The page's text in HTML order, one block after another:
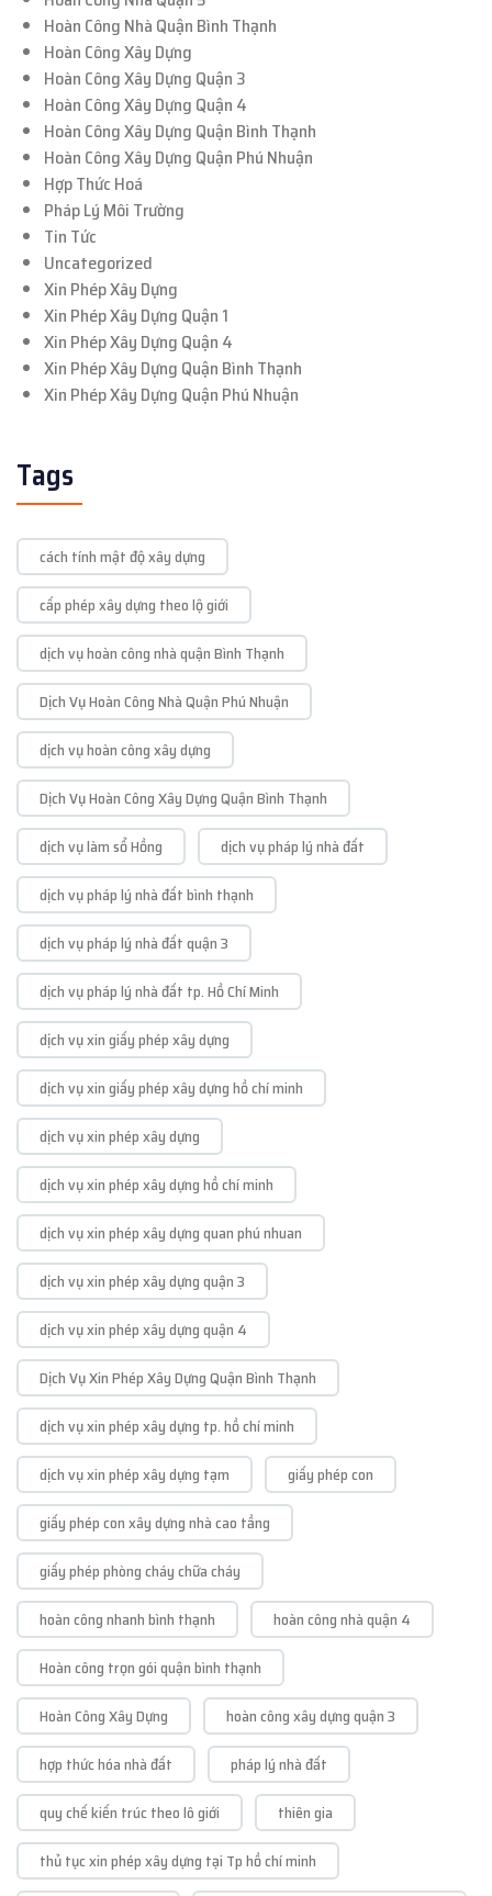
Hoàn Công Nhà Quận Bình Thạnh
Hoàn Công Xây Dựng
Hoàn Công Xây Dựng Quận 3
Hoàn Công Xây Dựng Quận 4
Hoàn Công Xây Dựng Quận Bình Thạnh
Hoàn Công Xây Dựng Quận Phú Nhuận
Hợp Thức Hoá
Pháp Lý Môi Trường
Tin Tức
Uncategorized
Xin Phép Xây Dựng
Xin Phép Xây Dựng Quận 1
Xin Phép Xây Dựng Quận 4
Xin Phép Xây Dựng Quận Bình Thạnh
Xin Phép Xây Dựng Quận Phú Nhuận
Tags
cách tính mật độ xây dựng
cấp phép xây dựng theo lộ giới
dịch vụ hoàn công nhà quận Bình Thạnh
Dịch Vụ Hoàn Công Nhà Quận Phú Nhuận
dịch vụ hoàn công xây dựng
Dịch Vụ Hoàn Công Xây Dựng Quận Bình Thạnh
dịch vụ làm sổ Hồng
dịch vụ pháp lý nhà đất
dịch vụ pháp lý nhà đất bình thạnh
dịch vụ pháp lý nhà đất quận 3
dịch vụ pháp lý nhà đất tp. Hồ Chí Minh
dịch vụ xin giấy phép xây dựng
dịch vụ xin giấy phép xây dựng hồ chí minh
dịch vụ xin phép xây dựng
dịch vụ xin phép xây dựng hồ chí minh
dịch vụ xin phép xây dựng quan phú nhuan
dịch vụ xin phép xây dựng quận 3
dịch vụ xin phép xây dựng quận 4
Dịch Vụ Xin Phép Xây Dựng Quận Bình Thạnh
dịch vụ xin phép xây dựng tp. hồ chí minh
dịch vụ xin phép xây dựng tạm
giấy phép con
giấy phép con xây dựng nhà cao tầng
giấy phép phòng cháy chữa cháy
hoàn công nhanh bình thạnh
hoàn công nhà quận 4
Hoàn công trọn gói quận bình thạnh
Hoàn Công Xây Dựng
hoàn công xây dựng quận 3
hợp thức hóa nhà đất
pháp lý nhà đất
quy chế kiến trúc theo lô giới
thiên gia
thủ tục xin phép xây dựng tại Tp hồ chí minh